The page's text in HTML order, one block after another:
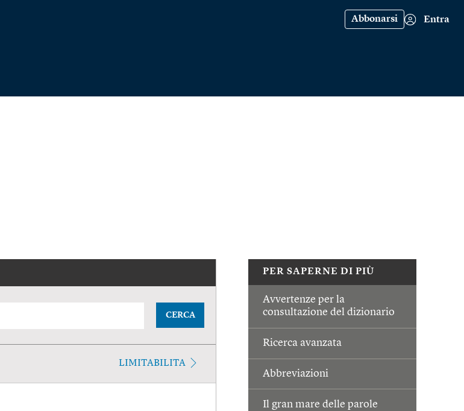
Abbonarsi Entra
PER SAPERNE DI PIÙ
Avvertenze per la
consultazione del dizionario
Ricerca avanzata
Abbreviazioni
Il gran mare delle parole
CERCA
LIMITABILITA